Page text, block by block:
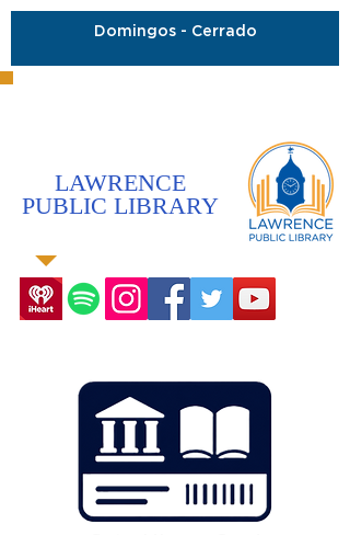
LAWRENCE
PUBLIC LIBRARY
Domingos - Cerrado